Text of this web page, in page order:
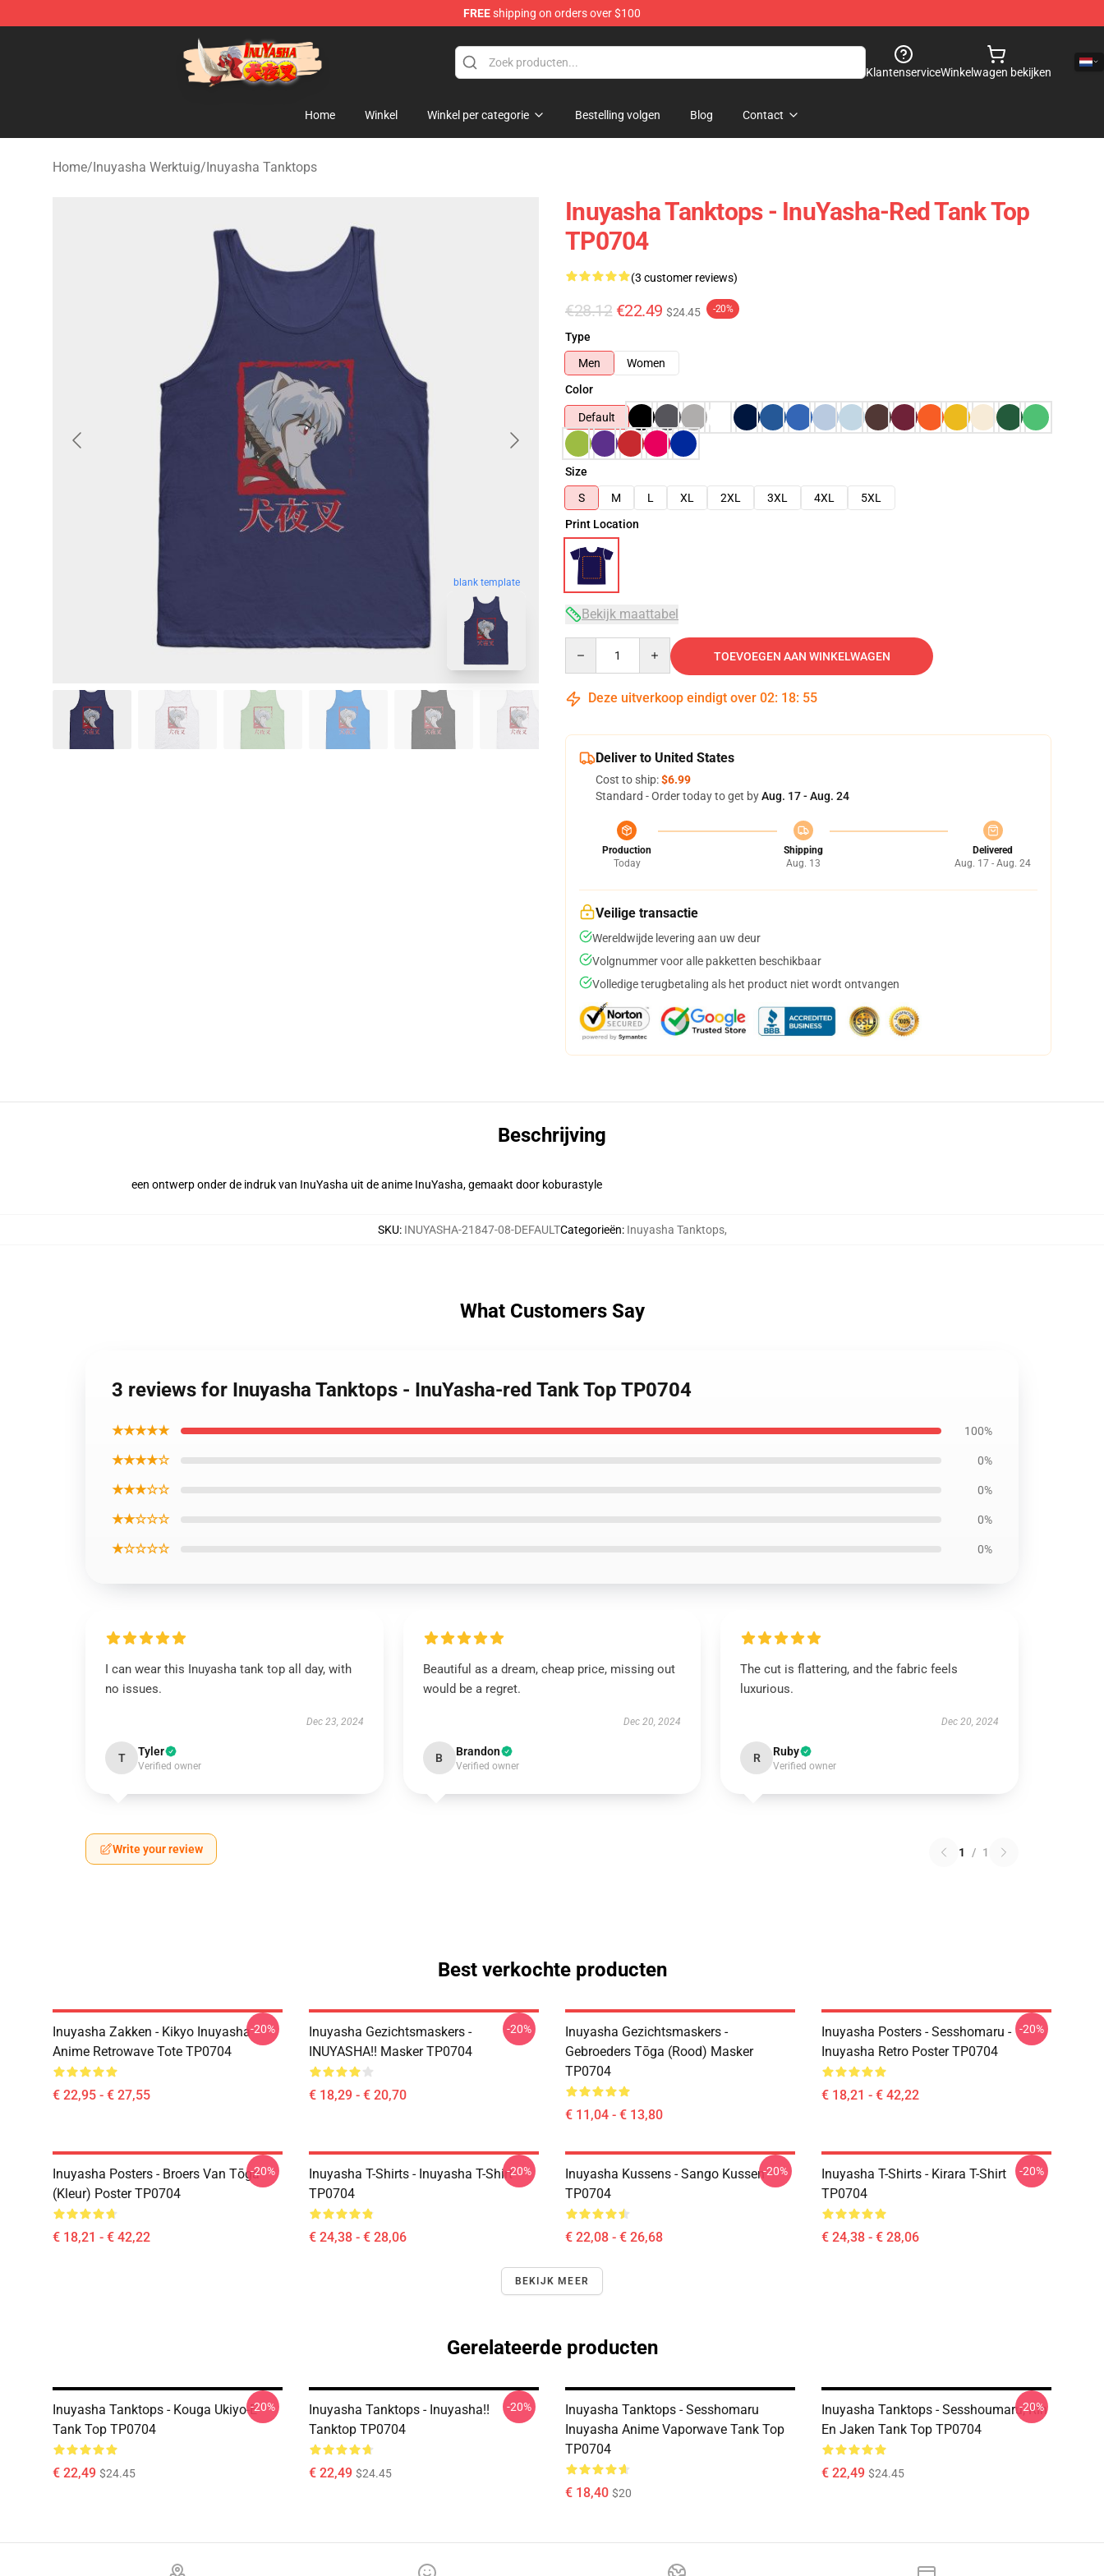
FREEshipping on orders over $100
Inuyasha Store - Official Inuyasha Merchandise Shop
KlantenserviceWinkelwagen bekijken
Home Winkel Winkel per categorie Bestelling volgen Blog Contact
Home/Inuyasha Werktuig/Inuyasha Tanktops
blank template
Inuyasha Tanktops - InuYasha-Red Tank Top
TP0704
(3 customer reviews)
€28.12 €22.49 $24.45 -20%
Type
Men
Women
Color
Default
Size
S
M L XL 2XL 3XL 4XL
5XL
Print Location
Bekijk maattabel
TOEVOEGEN AAN WINKELWAGEN
Deze uitverkoop eindigt over 02: 18: 54
Deliver to United States
Cost to ship:$6.99
Standard - Order today to get byAug. 17 - Aug. 24
Production
Today
Shipping
Aug. 13
Delivered
Aug. 17 - Aug. 24
Veilige transactie
Wereldwijde levering aan uw deur
Volgnummer voor alle pakketten beschikbaar
Volledige terugbetaling als het product niet wordt ontvangen
Beschrijving
een ontwerp onder de indruk van InuYasha uit de anime InuYasha, gemaakt door koburastyle
SKU: INUYASHA-21847-08-DEFAULTCategorieën: Inuyasha Tanktops,
What Customers Say
3 reviews for Inuyasha Tanktops - InuYasha-red Tank Top TP0704
★★★★★ 100%
★★★★☆ 0%
★★★☆☆ 0%
★★☆☆☆ 0%
★☆☆☆☆ 0%
I can wear this Inuyasha tank top all day, with
no issues.
Dec 23, 2024
T Tyler
Verified owner
Beautiful as a dream, cheap price, missing out
would be a regret.
Dec 20, 2024
B Brandon
Verified owner
The cut is flattering, and the fabric feels
luxurious.
Dec 20, 2024
R Ruby
Verified owner
Write your review 1 / 1
Best verkochte producten
Inuyasha Zakken - Kikyo Inuyasha
Anime Retrowave Tote TP0704
€ 22,95 - € 27,55
-20%
Inuyasha Gezichtsmaskers -
INUYASHA!! Masker TP0704
€ 18,29 - € 20,70
-20%
Inuyasha Gezichtsmaskers -
Gebroeders Tōga (rood) Masker
TP0704
€ 11,04 - € 13,80
Inuyasha Posters - Sesshomaru -
Inuyasha Retro Poster TP0704
€ 18,21 - € 42,22
-20%
Inuyasha Posters - Broers Van Tōga
(kleur) Poster TP0704
€ 18,21 - € 42,22
-20%
Inuyasha T-Shirts - Inuyasha T-Shirt
TP0704
€ 24,38 - € 28,06
-20%
Inuyasha Kussens - Sango Kussen
TP0704
€ 22,08 - € 26,68
-20%
Inuyasha T-Shirts - Kirara T-Shirt
TP0704
€ 24,38 - € 28,06
-20%
BEKIJK MEER
Gerelateerde producten
Inuyasha Tanktops - Kouga Ukiyo-E
Tank Top TP0704
€ 22,49 $24.45
-20%
Inuyasha Tanktops - Inuyasha!!
Tanktop TP0704
€ 22,49 $24.45
-20%
Inuyasha Tanktops - Sesshomaru
Inuyasha Anime Vaporwave Tank Top
TP0704
€ 18,40 $20
Inuyasha Tanktops - Sesshoumaru, Rin
En Jaken Tank Top TP0704
€ 22,49 $24.45
-20%